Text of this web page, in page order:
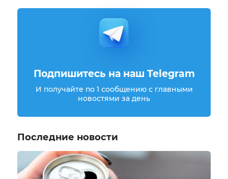
Подпишитесь на наш Telegram
И получайте по 1 сообщению с главными
новостями за день
Последние новости